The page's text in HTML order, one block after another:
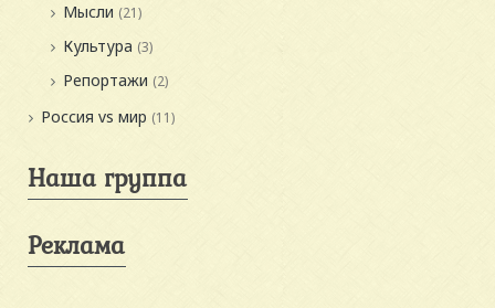
Мысли (21)
Культура (3)
Репортажи (2)
Россия vs мир (11)
Наша группа
Реклама